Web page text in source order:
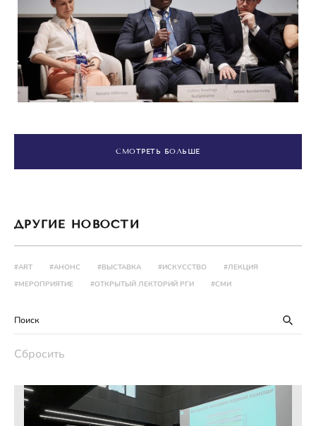
СМОТРЕТЬ БОЛЬШЕ
ДРУГИЕ НОВОСТИ
#ART #АНОНС #ВЫСТАВКА #ИСКУССТВО
#ЛЕКЦИЯ
#МЕРОПРИЯТИЕ
#ОТКРЫТЫЙ ЛЕКТОРИЙ РГИ #СМИ
Сбросить